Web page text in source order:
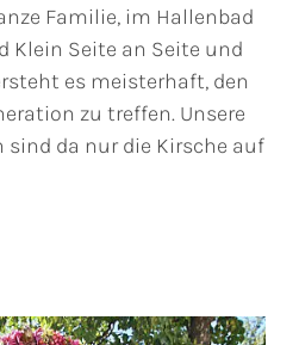
Familie, im Hallenbad
Klein Seite an Seite und
es meisterhaft, den
zu treffen. Unsere
da nur die Kirsche auf